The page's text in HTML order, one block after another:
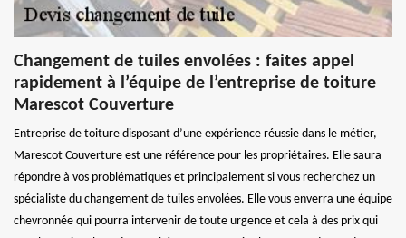
Changement de tuiles envolées : faites appel
rapidement à l’équipe de l’entreprise de toiture
Marescot Couverture
Entreprise de toiture disposant d’une expérience réussie dans le métier,
Marescot Couverture est une référence pour les propriétaires. Elle saura
répondre à vos problématiques et principalement si vous recherchez un
spécialiste du changement de tuiles envolées. Elle vous enverra une équipe
chevronnée qui pourra intervenir de toute urgence et cela à des prix qui